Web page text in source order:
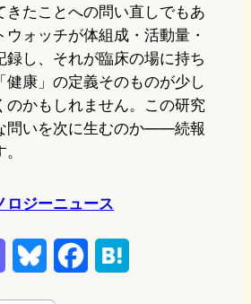
きたことへの問い直しでもあ
ウォッチが体組成・活動量・
録し、それが臨床の場に持ち
健康」の定義そのものが少し
のかもしれません。この研究
問いを次に生むのか——続報
ロジーニュース